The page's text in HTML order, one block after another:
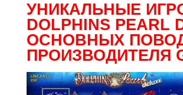
УНИКАЛЬНЫЕ
DOLPHINS
ОСНОВНЫХ
ПРОИЗВОДИТЕЛЯ